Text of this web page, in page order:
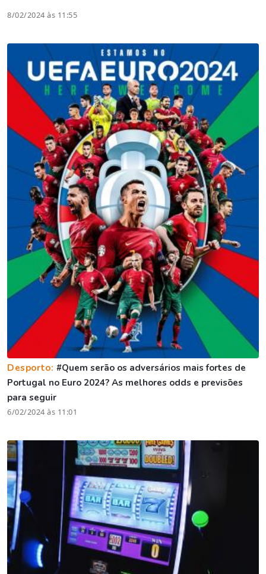
8/02/2024 às 11:55
Desporto:#Quem serão os adversários mais fortes de
Portugal no Euro 2024? As melhores odds e previsões
para seguir
6/02/2024 às 11:01